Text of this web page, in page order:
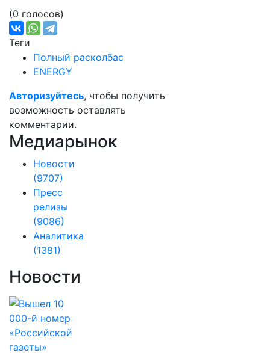
(0 голосов)
Теги
Полный расколбас
ENERGY
Авторизуйтесь, чтобы получить
возможность оставлять
комментарии.
Медиарынок
Новости
(9707)
Пресс
релизы
(9086)
Аналитика
(1381)
Новости